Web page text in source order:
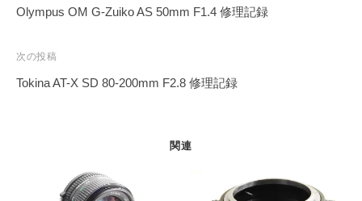
稿
ビ
ゲ
Olympus OM G-Zuiko AS 50mm F1.4 修理記録
次の投稿
Tokina AT-X SD 80-200mm F2.8 修理記録
関連